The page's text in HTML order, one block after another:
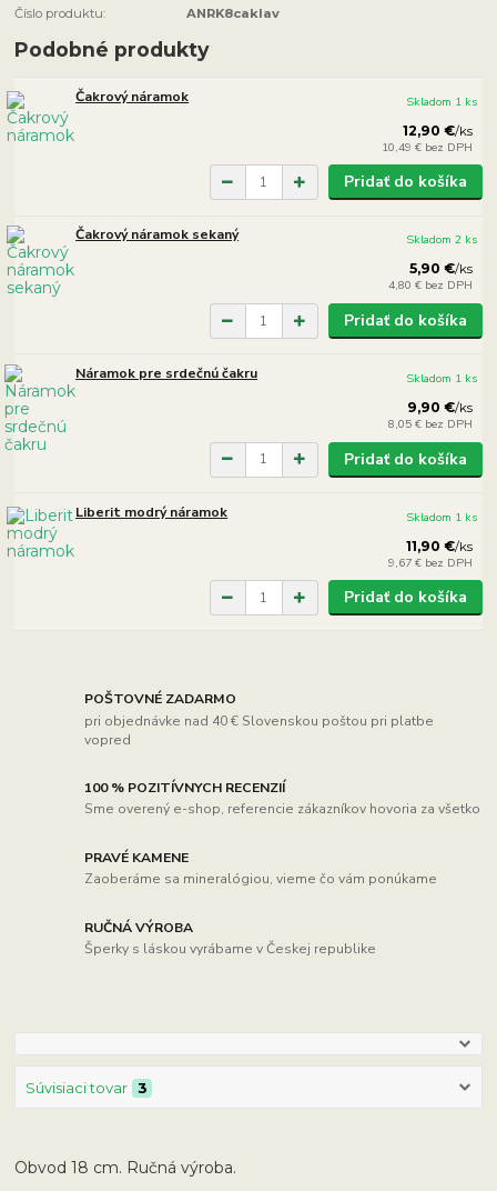
Číslo produktu: ANRK8caklav
Podobné produkty
Čakrový náramok
12,90 €/ks
10,49 € bez DPH
Skladom 1 ks
Pridať do košíka
Čakrový náramok sekaný
5,90 €/ks
4,80 € bez DPH
Skladom 2 ks
Pridať do košíka
Náramok pre srdečnú čakru
9,90 €/ks
8,05 € bez DPH
Skladom 1 ks
Pridať do košíka
Liberit modrý náramok
11,90 €/ks
9,67 € bez DPH
Skladom 1 ks
Pridať do košíka
POŠTOVNÉ ZADARMO
pri objednávke nad 40 € Slovenskou poštou pri platbe
vopred
100 % POZITÍVNYCH RECENZIÍ
Sme overený e-shop, referencie zákazníkov hovoria za všetko
PRAVÉ KAMENE
Zaoberáme sa mineralógiou, vieme čo vám ponúkame
RUČNÁ VÝROBA
Šperky s láskou vyrábame v Českej republike
Súvisiaci tovar 3
Obvod 18 cm. Ručná výroba.